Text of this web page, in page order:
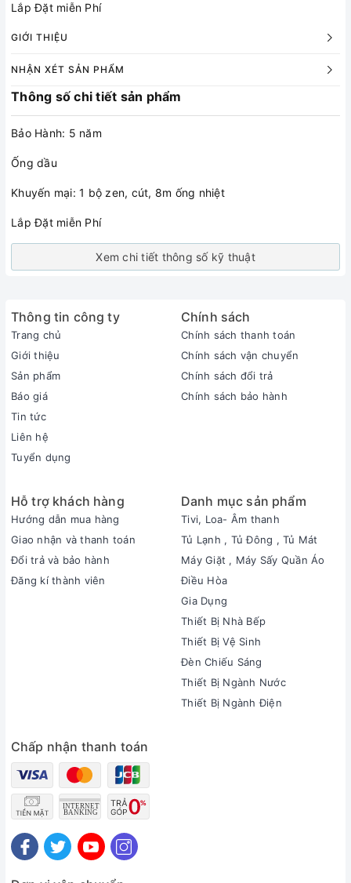
Lắp Đặt miễn Phí
GIỚI THIỆU
NHẬN XÉT SẢN PHẨM
Thông số chi tiết sản phẩm
Bảo Hành: 5 năm
Ống dầu
Khuyến mại: 1 bộ zen, cút, 8m ống nhiệt
Lắp Đặt miễn Phí
Xem chi tiết thông số kỹ thuật
Thông tin công ty
Trang chủ
Giới thiệu
Sản phẩm
Báo giá
Tin tức
Liên hệ
Tuyển dụng
Chính sách
Chính sách thanh toán
Chính sách vận chuyển
Chính sách đổi trả
Chính sách bảo hành
Hỗ trợ khách hàng
Hướng dẫn mua hàng
Giao nhận và thanh toán
Đổi trả và bảo hành
Đăng kí thành viên
Danh mục sản phẩm
Tivi, Loa- Âm thanh
Tủ Lạnh , Tủ Đông , Tủ Mát
Máy Giặt , Máy Sấy Quần Áo
Điều Hòa
Gia Dụng
Thiết Bị Nhà Bếp
Thiết Bị Vệ Sinh
Đèn Chiếu Sáng
Thiết Bị Ngành Nước
Thiết Bị Ngành Điện
Chấp nhận thanh toán